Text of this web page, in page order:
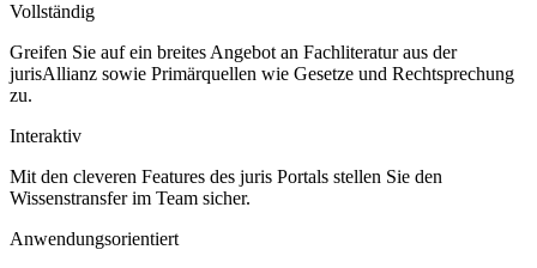
Vollständig
Greifen Sie auf ein breites Angebot an Fachliteratur aus der
jurisAllianz sowie Primärquellen wie Gesetze und Rechtsprechung
zu.
Interaktiv
Mit den cleveren Features des juris Portals stellen Sie den
Wissenstransfer im Team sicher.
Anwendungsorientiert